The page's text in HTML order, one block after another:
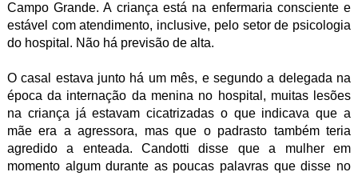
Campo Grande. A criança está na enfermaria consciente e
estável com atendimento, inclusive, pelo setor de psicologia
do hospital. Não há previsão de alta.
O casal estava junto há um mês, e segundo a delegada na
época da internação da menina no hospital, muitas lesões
na criança já estavam cicatrizadas o que indicava que a
mãe era a agressora, mas que o padrasto também teria
agredido a enteada. Candotti disse que a mulher em
momento algum durante as poucas palavras que disse no